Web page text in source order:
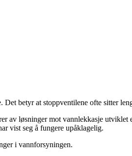
betyr at stoppventilene ofte sitter
av løsninger mot vannlekkasje
vist seg å fungere upåklagelig.
i vannforsyningen.